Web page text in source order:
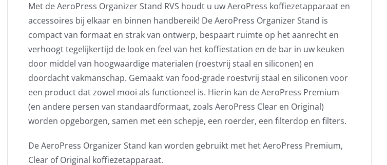
Met de AeroPress Organizer Stand RVS houdt u uw AeroPress koffiezetapparaat en
accessoires bij elkaar en binnen handbereik! De AeroPress Organizer Stand is
compact van formaat en strak van ontwerp, bespaart ruimte op het aanrecht en
verhoogt tegelijkertijd de look en feel van het koffiestation en de bar in uw keuken
door middel van hoogwaardige materialen (roestvrij staal en siliconen) en
doordacht vakmanschap. Gemaakt van food-grade roestvrij staal en siliconen voor
een product dat zowel mooi als functioneel is. Hierin kan de AeroPress Premium
(en andere persen van standaardformaat, zoals AeroPress Clear en Original)
worden opgeborgen, samen met een schepje, een roerder, een filterdop en filters.
De AeroPress Organizer Stand kan worden gebruikt met het AeroPress Premium,
Clear of Original koffiezetapparaat.